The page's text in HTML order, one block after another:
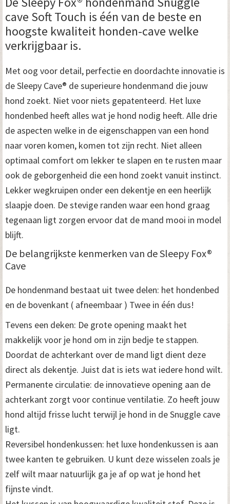
cave Soft Touch is één van de beste en
hoogste kwaliteit honden-cave welke
verkrijgbaar is.
Met oog voor detail, perfectie en doordachte innovatie is
de Sleepy Cave® de superieure hondenmand die jouw
hond zoekt. Niet voor niets gepatenteerd. Het luxe
hondenbed heeft alles wat je hond nodig heeft. Alle drie
de aspecten welke in de eigenschappen van een hond
naar voren komen, komen tot zijn recht. Niet alleen
optimaal comfort om lekker te slapen en te rusten maar
ook de geborgenheid die een hond zoekt vanuit instinct.
Lekker wegkruipen onder een dekentje en een heerlijk
slaapje doen. De stevige randen waar een hond graag
tegenaan ligt zorgen ervoor dat de mand mooi in model
blijft.
De belangrijkste kenmerken van de Sleepy Fox®
Cave
De hondenmand bestaat uit twee delen: het hondenbed
en de bovenkant ( afneembaar ) Twee in één dus!
Tevens een deken: De grote opening maakt het
makkelijk voor je hond om in zijn bedje te stappen.
Doordat de achterkant over de mand ligt dient deze
direct als dekentje. Juist dat is iets wat iedere hond wilt.
Permanente circulatie: de innovatieve opening aan de
achterkant zorgt voor continue ventilatie. Zo heeft jouw
hond altijd frisse lucht terwijl je hond in de Snuggle cave
ligt.
Reversibel hondenkussen: het luxe hondenkussen is aan
twee kanten te gebruiken. U kunt deze wisselen zoals je
zelf wilt maar natuurlijk ga je af op wat je hond het
fijnste vindt.